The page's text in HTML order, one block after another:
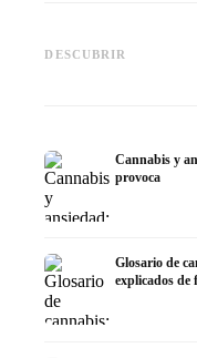
DESCUBRIR
la investigación
Cannabis y
provoca
Glosario de
explicados de